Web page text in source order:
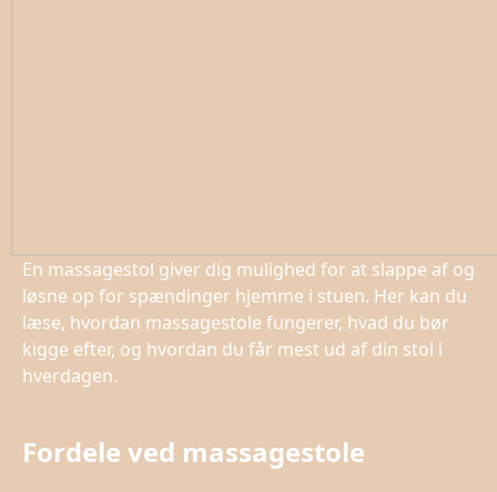
En massagestol giver dig mulighed for at slappe af og
løsne op for spændinger hjemme i stuen. Her kan du
læse, hvordan massagestole fungerer, hvad du bør
kigge efter, og hvordan du får mest ud af din stol i
hverdagen.
Fordele ved massagestole